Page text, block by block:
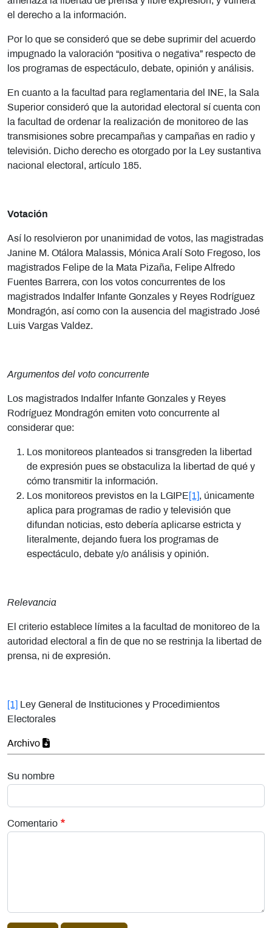
el derecho a la información.
Por lo que se consideró que se debe suprimir del acuerdo
impugnado la valoración “positiva o negativa” respecto de
los programas de espectáculo, debate, opinión y análisis.
En cuanto a la facultad para reglamentaria del INE, la Sala
Superior consideró que la autoridad electoral sí cuenta con
la facultad de ordenar la realización de monitoreo de las
transmisiones sobre precampañas y campañas en radio y
televisión. Dicho derecho es otorgado por la Ley sustantiva
nacional electoral, artículo 185.
Votación
Así lo resolvieron por unanimidad de votos, las magistradas
Janine M. Otálora Malassis, Mónica Aralí Soto Fregoso, los
magistrados Felipe de la Mata Pizaña, Felipe Alfredo
Fuentes Barrera, con los votos concurrentes de los
magistrados Indalfer Infante Gonzales y Reyes Rodríguez
Mondragón, así como con la ausencia del magistrado José
Luis Vargas Valdez.
Argumentos del voto concurrente
Los magistrados Indalfer Infante Gonzales y Reyes
Rodríguez Mondragón emiten voto concurrente al
considerar que:
Los monitoreos planteados si transgreden la libertad
de expresión pues se obstaculiza la libertad de qué y
cómo transmitir la información.
Los monitoreos previstos en la LGIPE [1] , únicamente
aplica para programas de radio y televisión que
difundan noticias, esto debería aplicarse estricta y
literalmente, dejando fuera los programas de
espectáculo, debate y/o análisis y opinión.
Relevancia
El criterio establece límites a la facultad de monitoreo de la
autoridad electoral a fin de que no se restrinja la libertad de
prensa, ni de expresión.
[1]
Ley General de Instituciones y Procedimientos
Electorales
Archivo
Su nombre
Comentario